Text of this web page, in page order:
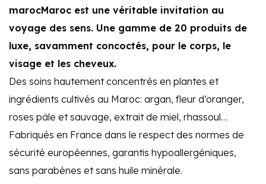
marocMaroc est une véritable invitation au
voyage des sens. Une gamme de 20 produits de
luxe, savamment concoctés, pour le corps, le
visage et les cheveux.
Des soins hautement concentrés en plantes et
ingrédients cultivés au Maroc: argan, fleur d’oranger,
roses pâle et sauvage, extrait de miel, rhassoul…
Fabriqués en France dans le respect des normes de
sécurité européennes, garantis hypoallergéniques,
sans parabènes et sans huile minérale.